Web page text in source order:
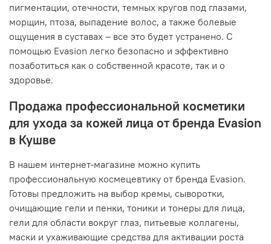
пигментации, отечности, темных кругов под глазами,
морщин, птоза, выпадение волос, а также болевые
ощущения в суставах – все это будет устранено. С
помощью Evasion легко безопасно и эффективно
позаботиться как о собственной красоте, так и о
здоровье.
Продажа профессиональной косметики
для ухода за кожей лица от бренда Evasion
в Кушве
В нашем интернет-магазине можно купить
профессиональную космецевтику от бренда Evasion.
Готовы предложить на выбор кремы, сыворотки,
очищающие гели и пенки, тоники и тонеры для лица,
гели для области вокруг глаз, питьевые коллагены,
маски и ухаживающие средства для активации роста